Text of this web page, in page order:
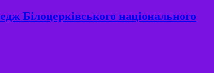
Білоцерківського національного